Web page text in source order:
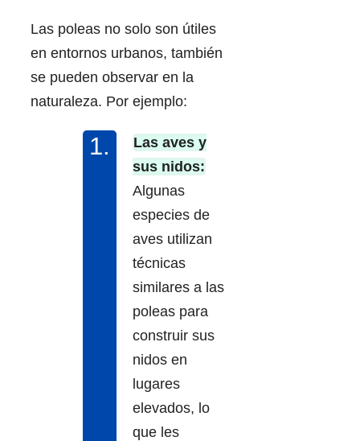
Las poleas no solo son útiles
en entornos urbanos, también
se pueden observar en la
naturaleza. Por ejemplo:
Las aves y
sus nidos:
Algunas
especies de
aves utilizan
técnicas
similares a las
poleas para
construir sus
nidos en
lugares
elevados, lo
que les